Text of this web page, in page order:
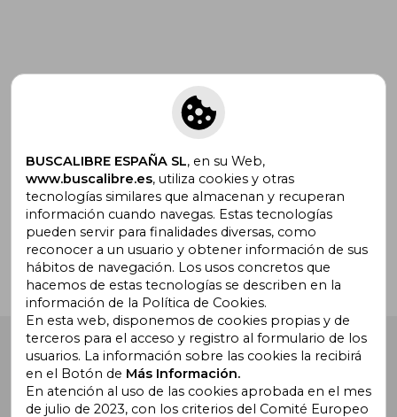
Suscríbete para recibir ofertas y
promociones
¿Necesitas ayuda?
Ir a Centro de Soporte
Buscalibre España . Calle Energía, 65, Nave 3 (08940),
Cornellà de Llobregat, Barcelona. Derechos Reservados.
BUSCALIBRE ESPAÑA SL, en su Web,
www.buscalibre.es, utiliza cookies y otras
tecnologías similares que almacenan y recuperan
información cuando navegas. Estas tecnologías
pueden servir para finalidades diversas, como
reconocer a un usuario y obtener información de sus
hábitos de navegación. Los usos concretos que
hacemos de estas tecnologías se describen en la
información de la Política de Cookies.
En esta web, disponemos de cookies propias y de
terceros para el acceso y registro al formulario de los
usuarios. La información sobre las cookies la recibirá
en el Botón de Más Información.
En atención al uso de las cookies aprobada en el mes
de julio de 2023, con los criterios del Comité Europeo